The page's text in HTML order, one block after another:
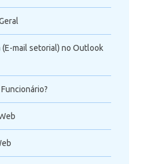
(E-mail setorial) no Outlook